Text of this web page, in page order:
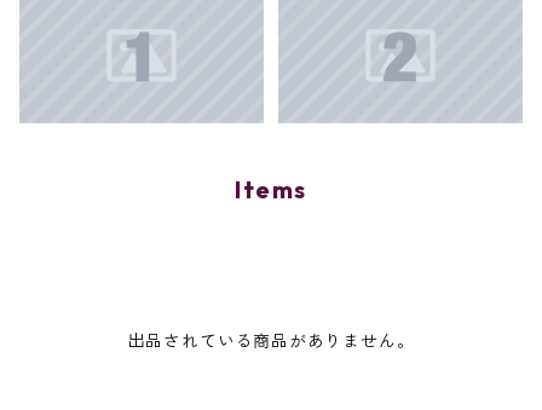
Items
出品されている商品がありません。